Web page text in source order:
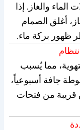
والغاز. إذا
أغلق الصمام
ظهور بركة ماء.
مما يُسبب
جافة أسبوعياً،
قريبة من فتحات